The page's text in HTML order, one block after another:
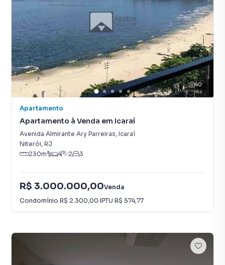
40
Apartamento
Apartamento à Venda em Icaraí
Avenida Almirante Ary Parreiras, Icaraí
Niterói, RJ
230m² 4 2 3
R$ 3.000.000,00Venda
Condomínio R$ 2.300,00·IPTU R$ 574,77